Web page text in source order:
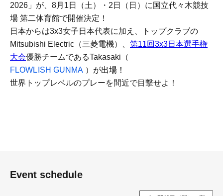
2026」が、8月1日（土）・2日（日）に国立代々木競技
場 第二体育館で開催決定！
日本からは3x3女子日本代表に加え、トップクラブの
Mitsubishi Electric（三菱電機）、 第11回3x3日本選手権
大会優勝チームであるTakasaki（
FLOWLISH GUNMA ） が出場！
世界トップレベルのプレーを間近で目撃せよ！
Event schedule